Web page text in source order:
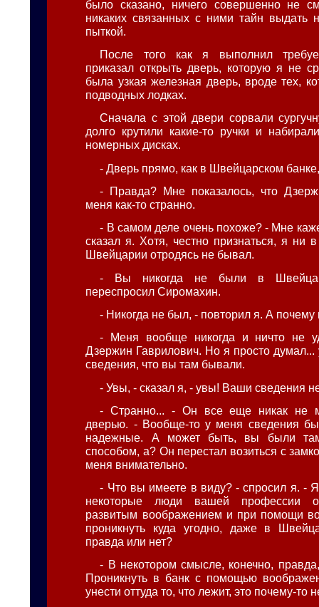
было сказано, ничего совершенно не
никаких связанных с ними тайн выдать
пыткой.
После того как я выполнил
приказал открыть дверь, которую я не
была узкая железная дверь, вроде тех,
подводных лодках.
Сначала с этой двери сорвали
долго крутили какие-то ручки и
номерных дисках.
- Дверь прямо, как в Швейцарском
- Правда? Мне показалось, что
меня как-то странно.
- В самом деле очень похоже? - Мне
сказал я. Хотя, честно признаться, я ни
Швейцарии отродясь не бывал.
- Вы никогда не были в
переспросил Сиромахин.
- Никогда не был, - повторил я. А почему
- Меня вообще никогда и ничто не
Дзержин Гаврилович. Но я просто думал...
сведения, что вы там бывали.
- Увы, - сказал я, - увы! Ваши сведения
- Странно... - Он все еще никак не
дверью. - Вообще-то у меня сведения
надежные. А может быть, вы были
способом, а? Он перестал возиться с
меня внимательно.
- Что вы имеете в виду? - спросил я. -
некоторые люди вашей профессии
развитым воображением и при помощи
проникнуть куда угодно, даже в
правда или нет?
- В некотором смысле, конечно,
Проникнуть в банк с помощью
унести оттуда то, что лежит, это почему-то